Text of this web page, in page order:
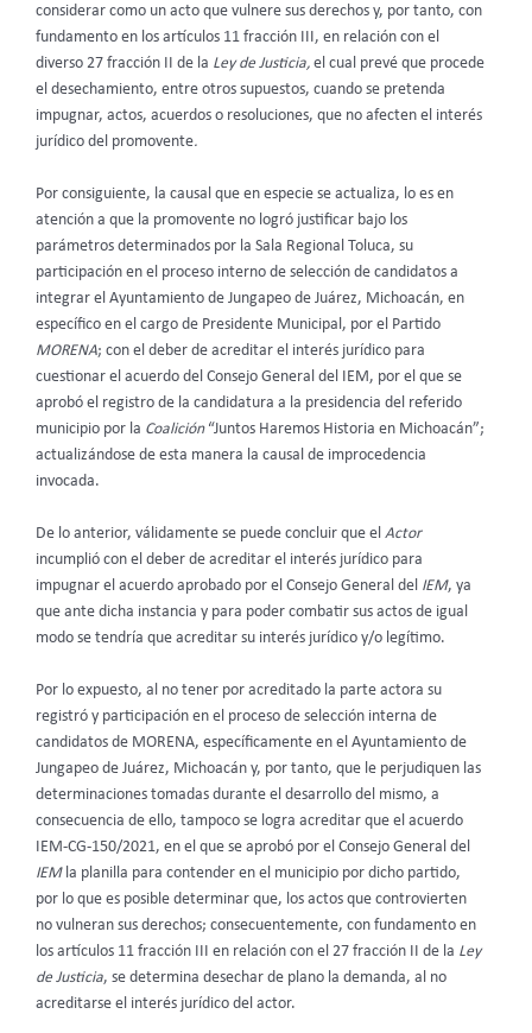
considerar como un acto que vulnere sus derechos y, por tanto, con
fundamento en los artículos 11 fracción III, en relación con el
diverso 27 fracción II de la Ley de Justicia, el cual prevé que procede
el desechamiento, entre otros supuestos, cuando se pretenda
impugnar, actos, acuerdos o resoluciones, que no afecten el interés
jurídico del promovente.
Por consiguiente, la causal que en especie se actualiza, lo es en
atención a que la promovente no logró justificar bajo los
parámetros determinados por la Sala Regional Toluca, su
participación en el proceso interno de selección de candidatos a
integrar el Ayuntamiento de Jungapeo de Juárez, Michoacán, en
específico en el cargo de Presidente Municipal, por el Partido
MORENA; con el deber de acreditar el interés jurídico para
cuestionar el acuerdo del Consejo General del IEM, por el que se
aprobó el registro de la candidatura a la presidencia del referido
municipio por la Coalición “Juntos Haremos Historia en Michoacán”;
actualizándose de esta manera la causal de improcedencia
invocada.
De lo anterior, válidamente se puede concluir que el Actor
incumplió con el deber de acreditar el interés jurídico para
impugnar el acuerdo aprobado por el Consejo General del IEM, ya
que ante dicha instancia y para poder combatir sus actos de igual
modo se tendría que acreditar su interés jurídico y/o legítimo.
Por lo expuesto, al no tener por acreditado la parte actora su
registró y participación en el proceso de selección interna de
candidatos de MORENA, específicamente en el Ayuntamiento de
Jungapeo de Juárez, Michoacán y, por tanto, que le perjudiquen las
determinaciones tomadas durante el desarrollo del mismo, a
consecuencia de ello, tampoco se logra acreditar que el acuerdo
IEM-CG-150/2021, en el que se aprobó por el Consejo General del
IEM la planilla para contender en el municipio por dicho partido,
por lo que es posible determinar que, los actos que controvierten
no vulneran sus derechos; consecuentemente, con fundamento en
los artículos 11 fracción III en relación con el 27 fracción II de la Ley
de Justicia, se determina desechar de plano la demanda, al no
acreditarse el interés jurídico del actor.